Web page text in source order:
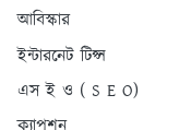
আবিস্কার
ইন্টারনেট টিপ্স
এস ই ও ( S E O)